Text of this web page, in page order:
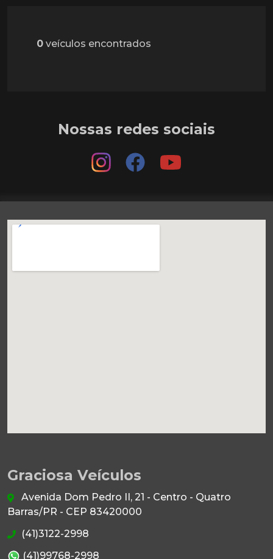
0 veículos encontrados
Nossas redes sociais
Graciosa Veículos
Avenida Dom Pedro II, 21 - Centro - Quatro
Barras/PR - CEP 83420000
(41)3122-2998
(41)99768-2998